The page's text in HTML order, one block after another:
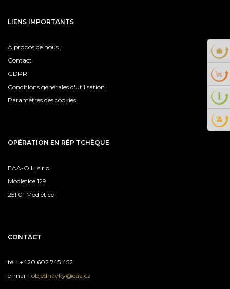
LIENS IMPORTANTS
A propos de nous
Contact
GDPR
Conditions générales d'utilisation
Paramètres des cookies
OPÉRATION EN RÉP TCHÈQUE
EAA-OIL, s.r.o.
Modletice 129
251 01 Modletice
CONTACT
tél : +420 602 745 452
e-mail : objednavky@eaa.cz